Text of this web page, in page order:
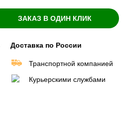
ЗАКАЗ В ОДИН КЛИК
Доставка по России
Транспортной компанией
Курьерскими службами